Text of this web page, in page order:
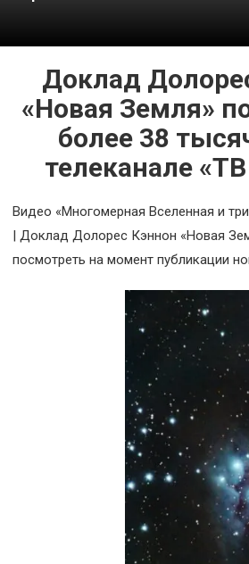
О
проекте
Доклад
«Новая Земля»
более 38
телеканале
Видео «Многомерная Вселенная и
| Доклад Долорес Кэннон «Новая
посмотреть на момент публикации